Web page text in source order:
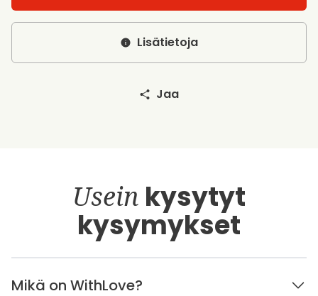
Lisätietoja
Jaa
Usein kysytyt
kysymykset
Mikä on WithLove?